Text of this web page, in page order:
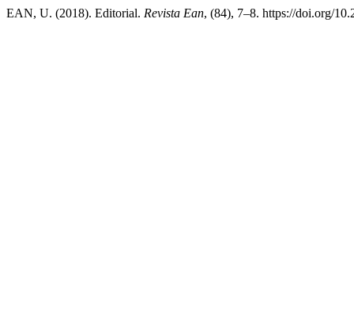
EAN, U. (2018). Editorial. Revista Ean, (84), 7–8. https://doi.org/